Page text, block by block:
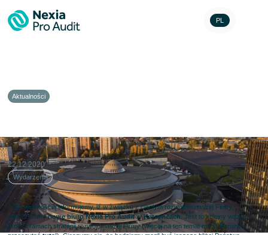
PL
Aktualności
22.12.2020
Wydarzenia
Z przyjemnością informujemy, iż w związku z ciągłym rozwojem naszej Firmy
otworzyliśmynowe biuro Nexia Pro Audit w Katowicach . Jest to kolejny ważny
krok w ramach strategii rozwoju naszej Firmy (więcej na ten temat mogą Państwo